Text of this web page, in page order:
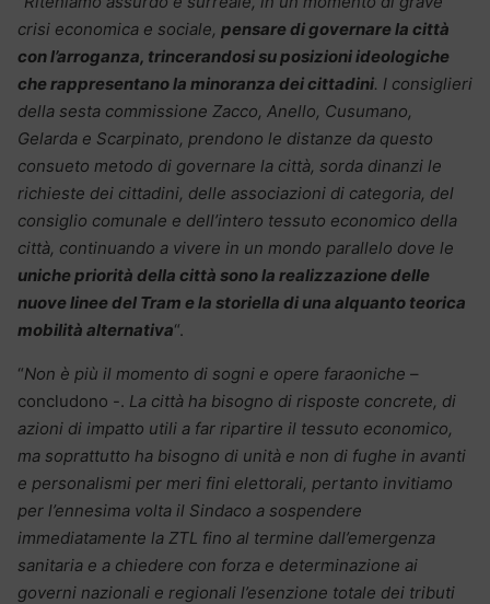
crisi economica e sociale, pensare di governare la città
con l’arroganza, trincerandosi su posizioni ideologiche
che rappresentano la minoranza dei cittadini. I consiglieri
della sesta commissione Zacco, Anello, Cusumano,
Gelarda e Scarpinato, prendono le distanze da questo
consueto metodo di governare la città, sorda dinanzi le
richieste dei cittadini, delle associazioni di categoria, del
consiglio comunale e dell’intero tessuto economico della
città, continuando a vivere in un mondo parallelo dove le
uniche priorità della città sono la realizzazione delle
nuove linee del Tram e la storiella di una alquanto teorica
mobilità alternativa“.
“Non è più il momento di sogni e opere faraoniche –
concludono -. La città ha bisogno di risposte concrete, di
azioni di impatto utili a far ripartire il tessuto economico,
ma soprattutto ha bisogno di unità e non di fughe in avanti
e personalismi per meri fini elettorali, pertanto invitiamo
per l’ennesima volta il Sindaco a sospendere
immediatamente la ZTL fino al termine dall’emergenza
sanitaria e a chiedere con forza e determinazione ai
governi nazionali e regionali l’esenzione totale dei tributi